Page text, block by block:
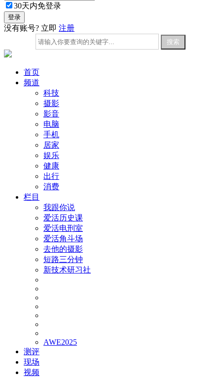
30天内免登录
没有账号? 立即 注册
首页
频道
科技
摄影
影音
电脑
手机
居家
娱乐
健康
出行
消费
栏目
我跟你说
爱活历史课
爱活电刑室
爱活角斗场
去他的摄影
短路三分钟
新技术研习社
AWE2025
测评
现场
视频